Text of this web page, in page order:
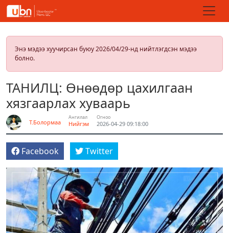
Энэ мэдээ хуучирсан буюу 2026/04/29-нд нийтлэгдсэн мэдээ
болно.
ТАНИЛЦ: Өнөөдөр цахилгаан
хязгаарлах хуваарь
Т.Болормаа
Ангилал
Нийгэм
Огноо
2026-04-29 09:18:00
Facebook Twitter